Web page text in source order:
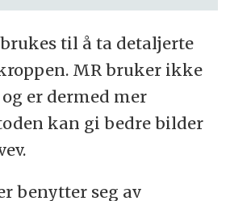
til å ta detaljerte
MR bruker ikke
er dermed mer
kan gi bedre bilder
benytter seg av